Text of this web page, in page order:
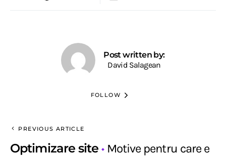
Post written by:
David Salagean
FOLLOW
PREVIOUS ARTICLE
Optimizare site
Motive pentru care e